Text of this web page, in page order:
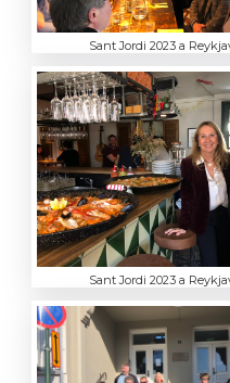
Sant Jordi 2023 a
Sant Jordi 2023 a